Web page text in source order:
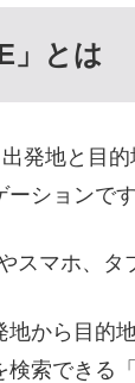
」とは
出発地と目
ションです
スマホ、タ
地から目的
索できる